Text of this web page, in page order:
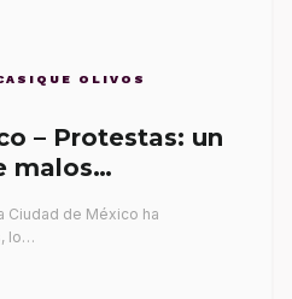
OLIVOS
– Protestas: un
malos
Ciudad de México ha
lo…